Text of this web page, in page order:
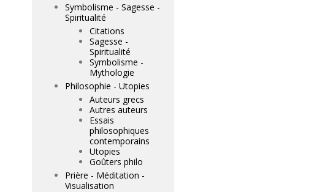
Symbolisme - Sagesse -
Spiritualité
Citations
Sagesse -
Spiritualité
Symbolisme -
Mythologie
Philosophie - Utopies
Auteurs grecs
Autres auteurs
Essais
philosophiques
contemporains
Utopies
Goûters philo
Prière - Méditation -
Visualisation